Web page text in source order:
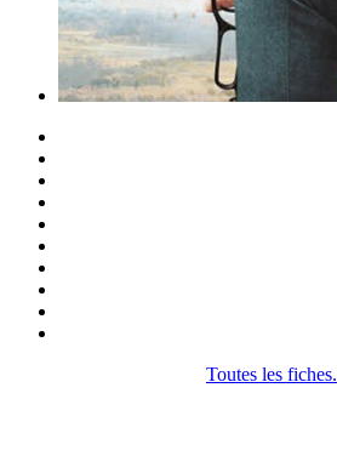
Toutes les fiches.